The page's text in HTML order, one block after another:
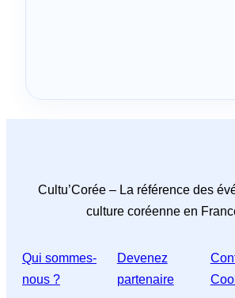
Cultu’Corée – La référence des
culture coréenne en
Qui sommes-
nous ?
Devenez
partenaire